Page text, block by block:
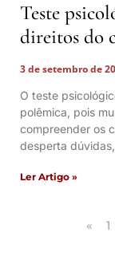
Teste
direitos do
3 de setembro de
O teste
polêmica, pois
compreender os
desperta dúvidas,
Ler Artigo »
« 1